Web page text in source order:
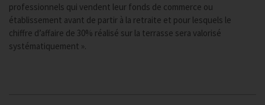
professionnels qui vendent leur fonds de commerce ou
établissement avant de partir à la retraite et pour lesquels le
chiffre d’affaire de 30% réalisé sur la terrasse sera valorisé
systématiquement ».